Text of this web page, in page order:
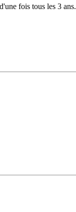
fois tous les 3 ans.